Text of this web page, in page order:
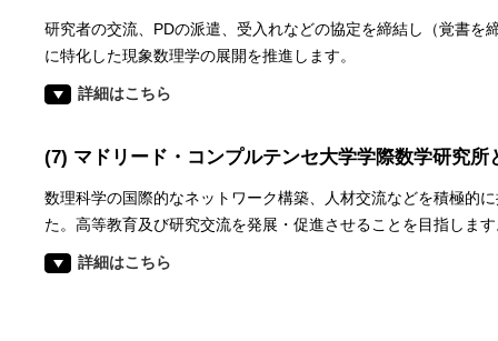
研究者の交流、PDの派遣、受入れなどの協定を締結し（覚書を
に特化した現象数理学の展開を推進します。
詳細はこちら
(7) マドリード・コンプルテンセ大学学際数学研究所
数理科学の国際的なネットワーク構築、人材交流などを積極的
た。高等教育及び研究交流を発展・促進させることを目指しま
詳細はこちら